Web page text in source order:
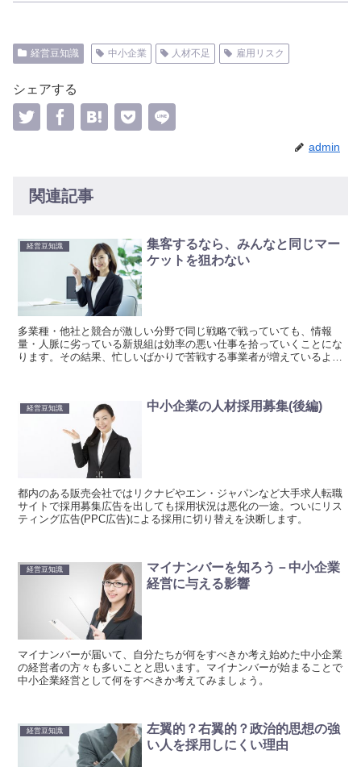
経営豆知識 中小企業 人材不足 雇用リスク
シェアする
admin
関連記事
経営豆知識
集客するなら、みんなと同じマー
ケットを狙わない
多業種・他社と競合が激しい分野で同じ戦略で戦っていても、情報
量・人脈に劣っている新規組は効率の悪い仕事を拾っていくことにな
ります。その結果、忙しいばかりで苦戦する事業者が増えているよう
経営豆知識 中小企業の人材採用募集(後編)
都内のある販売会社ではリクナビやエン・ジャパンなど大手求人転職
サイトで採用募集広告を出しても採用状況は悪化の一途。ついにリス
ティング広告(PPC広告)による採用に切り替えを決断します。
経営豆知識
マイナンバーを知ろう－中小企業
経営に与える影響
マイナンバーが届いて、自分たちが何をすべきか考え始めた中小企業
の経営者の方々も多いことと思います。マイナンバーが始まることで
中小企業経営として何をすべきか考えてみましょう。
経営豆知識
左翼的？右翼的？政治的思想の強
い人を採用しにくい理由